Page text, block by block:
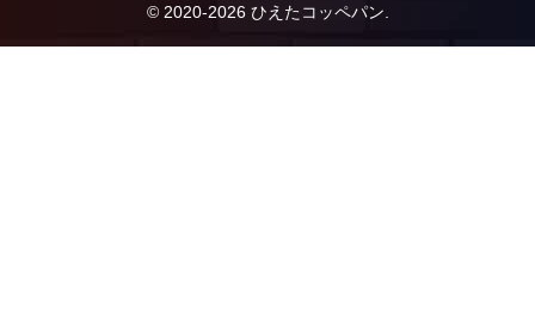
© 2020-2026 ひえたコッペパン.